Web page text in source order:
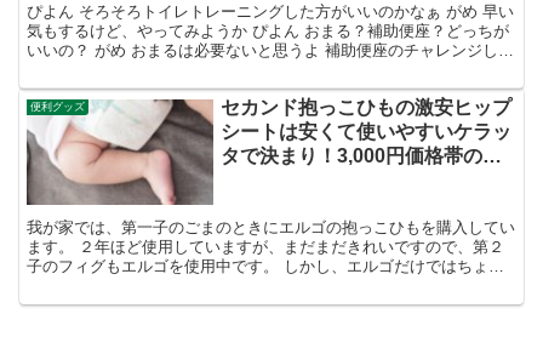
ぴよん そろそろトイレトレーニングした方がいいのかなぁ がめ 早い
気もするけど、やってみようか ぴよん おまる？補助便座？どっちが
いいの？ がめ おまるは必要ないと思うよ 補助便座のチャレンジして
便利グッズ
セカンド抱っこひもの激安ヒップ
シートは安くて使いやすいケラッ
タで決まり！3,000円価格帯の比
我が家では、第一子のごまのときにエルゴの抱っこひもを購入してい
ます。 ２年ほど使用していますが、まだまだきれいですので、第２
子のフィグもエルゴを使用中です。 しかし、エルゴだけではちょっ